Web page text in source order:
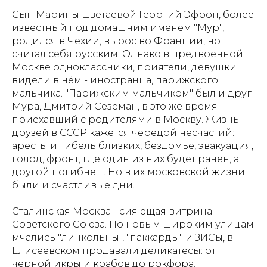
Сын Марины Цветаевой Георгий Эфрон, более
известный под домашним именем "Мур",
родился в Чехии, вырос во Франции, но
считал себя русским. Однако в предвоенной
Москве одноклассники, приятели, девушки
видели в нём - иностранца, парижского
мальчика. "Парижским мальчиком" был и друг
Мура, Дмитрий Сеземан, в это же время
приехавший с родителями в Москву. Жизнь
друзей в СССР кажется чередой несчастий:
аресты и гибель близких, бездомье, эвакуация,
голод, фронт, где один из них будет ранен, а
другой погибнет... Но в их московской жизни
были и счастливые дни.
Сталинская Москва - сияющая витрина
Советского Союза. По новым широким улицам
мчались "линкольны", "паккарды" и ЗИСы, в
Елисеевском продавали деликатесы: от
чёрной икры и крабов до рокфора.